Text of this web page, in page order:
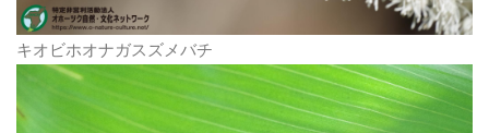
キオビホオナガスズメバチ